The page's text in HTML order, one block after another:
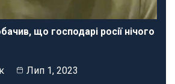
що господарі росії нічого
Лип 1, 2023